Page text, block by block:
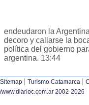
endeudaron la
decoro y callarse la
política del gobierno
argentina. 13:44
Sitemap | Turismo Catamarca |
/www.diarioc.com.ar 2002-2026